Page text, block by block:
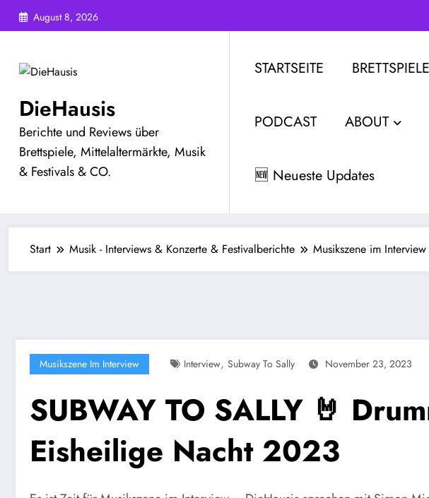
Inhalt
August 8, 2026
DieHausis
Berichte und Reviews über
Brettspiele, Mittelaltermärkte, Musik
& Festivals & CO.
STARTSEITE BRETTSPIELE
PODCAST ABOUT
🆕 Neueste Updates
Start Musik - Interviews & Konzerte & Festivalberichte Musikszene im Interview
Musikszene Im Interview Interview, Subway To Sally November 23, 2023
SUBWAY TO SALLY 🤘
Eisheilige Nacht 2023